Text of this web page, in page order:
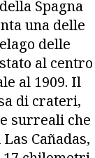
Spagna
una delle
delle
al centro
al 1909. Il
di crateri,
surreali che
Cañadas,